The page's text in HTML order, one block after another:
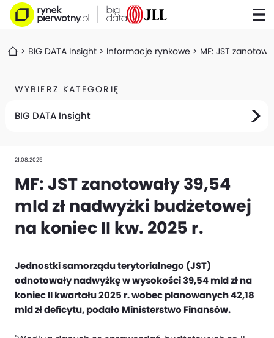
BIG DATA Insight Informacje rynkowe MF: JST
WYBIERZ KATEGORIĘ
BIG DATA Insight
21.08.2025
MF: JST zanotowały 39,54
mld zł nadwyżki budżetowej
na koniec II kw. 2025 r.
Jednostki samorządu terytorialnego (JST)
odnotowały nadwyżkę w wysokości 39,54 mld zł na
koniec II kwartału 2025 r. wobec planowanych 42,18
mld zł deficytu, podało Ministerstwo Finansów.